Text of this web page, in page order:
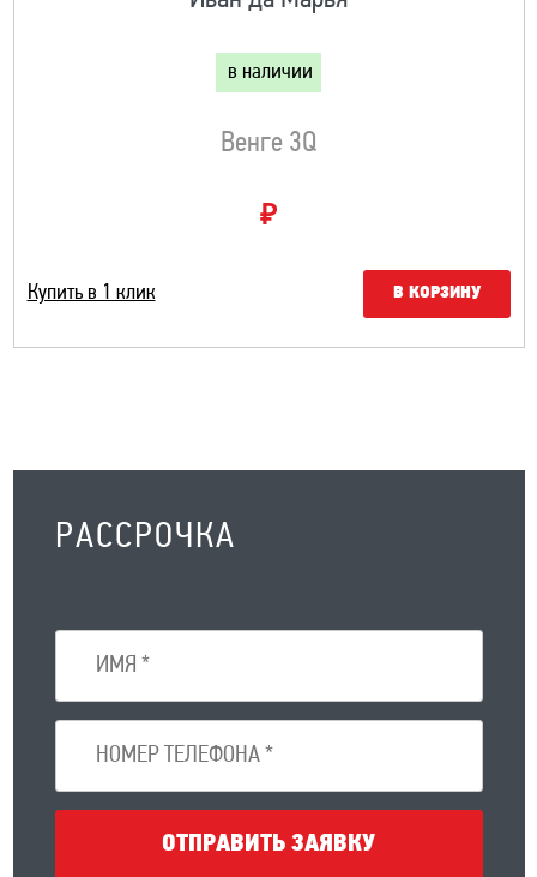
в наличии
Венге 3Q
₽
Купить в 1 клик В КОРЗИНУ
РАССРОЧКА
ОТПРАВИТЬ ЗАЯВКУ